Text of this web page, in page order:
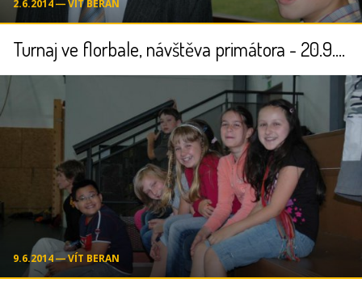
2.6.2014 ― VÍT BERAN
Turnaj ve florbale, návštěva primátora - 20.9.2008
9.6.2014 ― VÍT BERAN